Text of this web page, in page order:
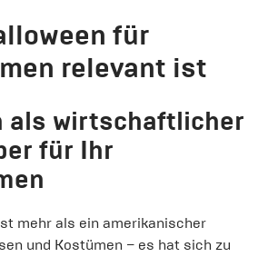
für
relevant ist
als wirtschaftlicher
für Ihr
mehr als ein amerikanischer
und Kostümen – es hat sich zu